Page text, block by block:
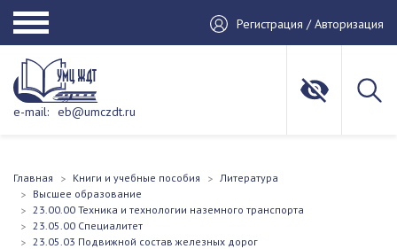
Регистрация / Авторизация
e-mail: eb@umczdt.ru
Главная Книги и учебные пособия
Литература
Высшее образование
23.00.00 Техника и технологии наземного транспорта
23.05.00 Специалитет
23.05.03 Подвижной состав железных дорог